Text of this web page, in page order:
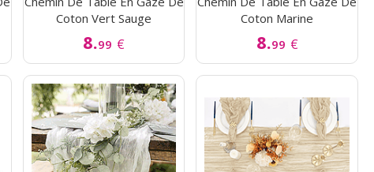
Coton Vert Sauge
8.99 €
Coton Marine
8.99 €